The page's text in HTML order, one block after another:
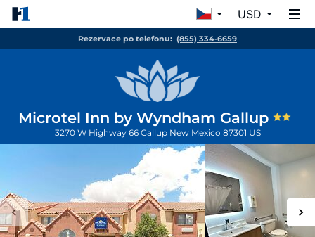
USD
Rezervace po telefonu: (855) 334-6659
Microtel Inn by Wyndham Gallup
3270 W Highway 66 Gallup New Mexico 87301 US